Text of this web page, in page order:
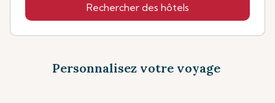
Rechercher des hôtels
Personnalisez votre voyage